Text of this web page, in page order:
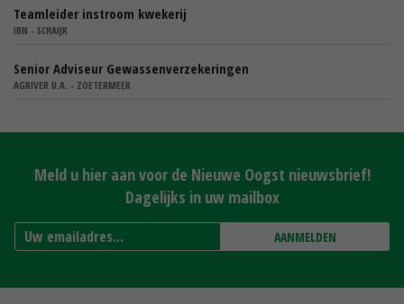
Teamleider instroom kwekerij
IBN - SCHAIJK
Senior Adviseur Gewassenverzekeringen
AGRIVER U.A. - ZOETERMEER
Meld u hier aan voor de Nieuwe Oogst nieuwsbrief!
Dagelijks in uw mailbox
AANMELDEN